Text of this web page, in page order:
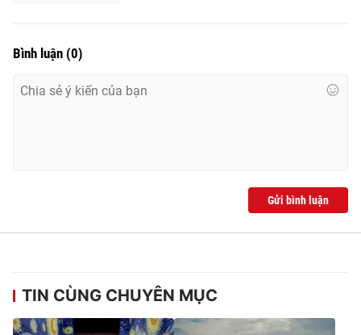
Bình luận (0)
Gửi bình luận
TIN CÙNG CHUYÊN MỤC